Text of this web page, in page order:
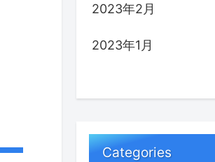
2023年2月
2023年1月
Categories